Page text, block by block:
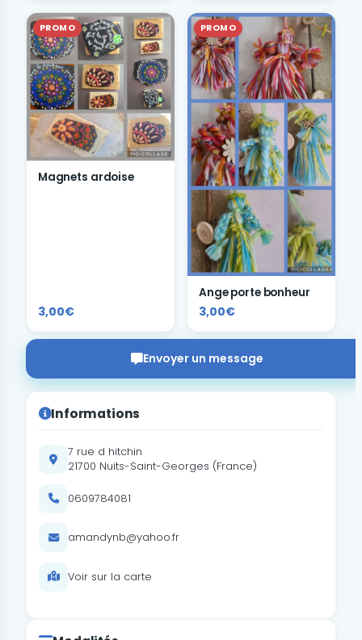
PROMO
Magnets ardoise
3,00€
PROMO
Ange porte bonheur
3,00€
Envoyer un message
Informations
7 rue d hitchin
21700 Nuits-Saint-Georges (France)
0609784081
amandynb@yahoo.fr
Voir sur la carte